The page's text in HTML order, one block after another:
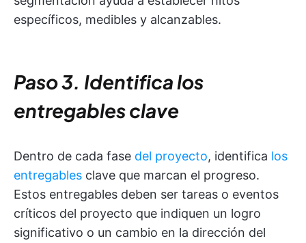
específicos, medibles y alcanzables.
Paso 3. Identifica los
entregables clave
Dentro de cada fase del proyecto, identifica los
entregables clave que marcan el progreso.
Estos entregables deben ser tareas o eventos
críticos del proyecto que indiquen un logro
significativo o un cambio en la dirección del